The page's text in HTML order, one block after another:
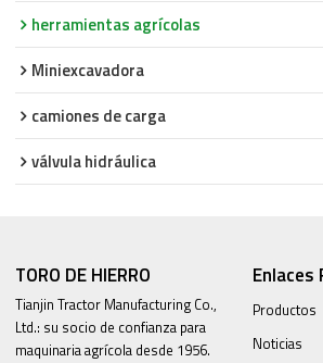
herramientas agrícolas
Miniexcavadora
camiones de carga
válvula hidráulica
TORO DE HIERRO
Tianjin Tractor Manufacturing Co.,
Ltd.: su socio de confianza para
maquinaria agrícola desde 1956.
Enlaces
Productos
Noticias